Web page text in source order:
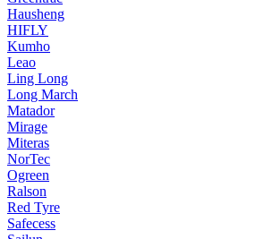
Hausheng
HIFLY
Kumho
Leao
Ling Long
Long March
Matador
Mirage
Miteras
NorTec
Ogreen
Ralson
Red Tyre
Safecess